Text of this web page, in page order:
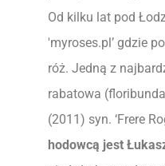
Od kilku lat pod
'myroses.pl’ gdzie
róż. Jedną z
rabatowa
(2011) syn. ‘Frere
hodowcą jest